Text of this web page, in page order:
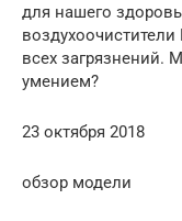
для нашего
всех загрязнений.
умением?
23 октября 2018
обзор модели